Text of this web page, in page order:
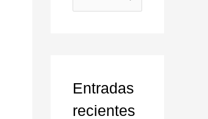
a
r
Entradas
recientes